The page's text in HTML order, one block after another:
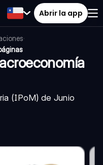
Abrir la app
·
(IPoM) de Junio